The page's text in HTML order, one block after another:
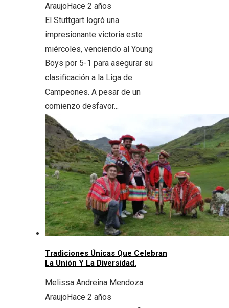
AraujoHace 2 años
El Stuttgart logró una
impresionante victoria este
miércoles, venciendo al Young
Boys por 5-1 para asegurar su
clasificación a la Liga de
Campeones. A pesar de un
comienzo desfavor...
Tradiciones Únicas Que Celebran
La Unión Y La Diversidad.
Melissa Andreina Mendoza
AraujoHace 2 años